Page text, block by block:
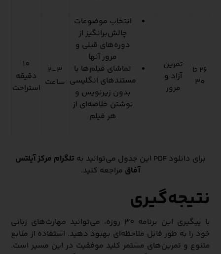
26 تا
30
تمرین
آزاد و
مرور
انتخاب موضوعات
چالش‌برانگیز از
دوره‌های قبلی و
مرور آنها
تماشای فیلم‌ها یا
مستندهای انگلیسی
بدون زیرنویس و
نوشتن خلاصه‌ای از
هر فیلم
2-3
ساعت
10
دقیقه
استراحت
برای دانلود PDF این جدول می‌توانید به
تلگرام مرکز آیلتس
آفاق مراجعه کنید.
نتیجه‌گیری
با پیگیری این برنامه 30 روزه، می‌توانید مهارت‌های زبانی
خود را به طور قابل ملاحظه‌ای بهبود دهید. استفاده از منابع
متنوع و تمرین‌های مستمر کلید موفقیت در این مسیر است.